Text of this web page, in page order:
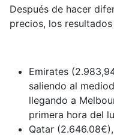
Después de hacer
precios, los
Emirates
saliendo al
llegando a
primera hora del
Qatar